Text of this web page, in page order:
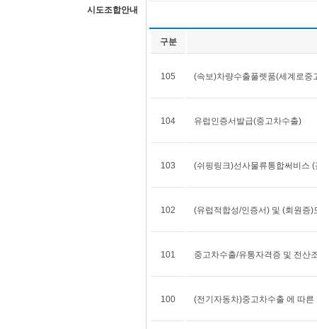
시도조합안내
구분
105 (속보)차량수출풀렛품(세계로중
104 유럽인증서발급(중고차수출)
103 (쉬핑링크)선사물류통합써비스 (
102 (유럽적합성/인증서) 및 (회원증)
101 중고차수출/유통자격증 및 전산
100 (전기자동차)중고차수출 에 따른